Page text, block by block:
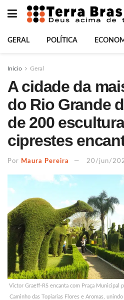
GERAL POLÍTICA
Início Geral
A cidade da
do Rio Grande
de 200
ciprestes
Por Maura Pereira 20/jun/
Victor Graeff-RS encanta com Praça Municipal
Caminho das Topiarias Flores e Aromas,